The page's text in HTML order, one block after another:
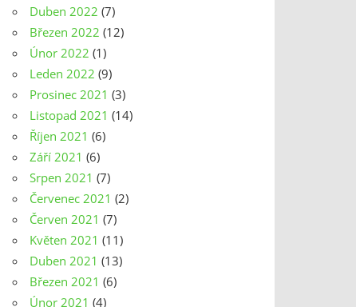
Duben 2022 (7)
Březen 2022 (12)
Únor 2022 (1)
Leden 2022 (9)
Prosinec 2021 (3)
Listopad 2021 (14)
Říjen 2021 (6)
Září 2021 (6)
Srpen 2021 (7)
Červenec 2021 (2)
Červen 2021 (7)
Květen 2021 (11)
Duben 2021 (13)
Březen 2021 (6)
Únor 2021 (4)